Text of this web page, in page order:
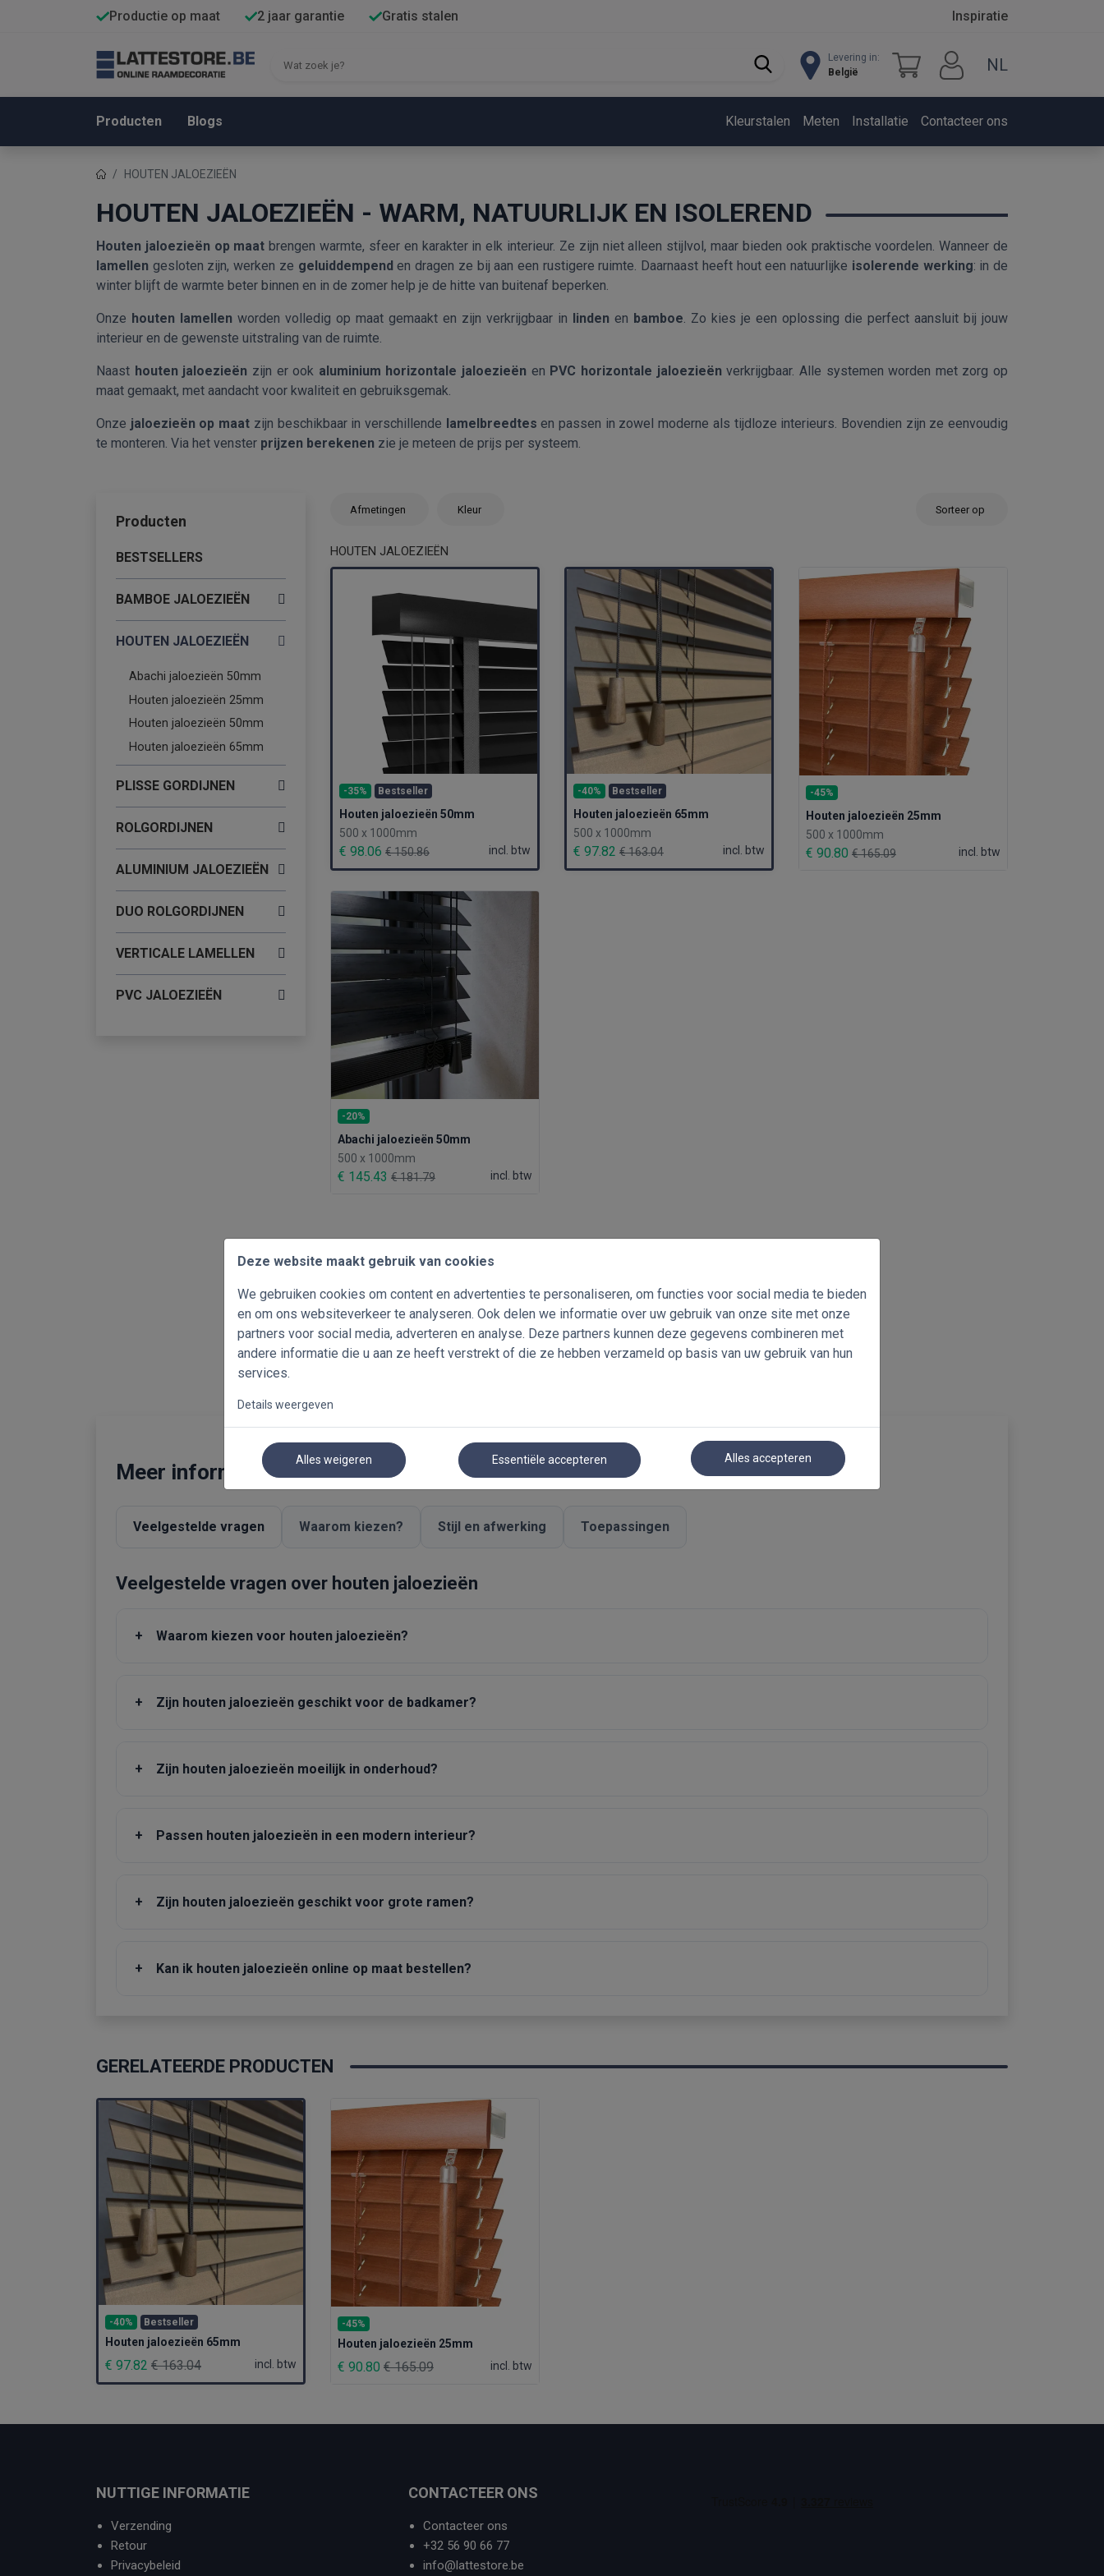
Deze website maakt gebruik van cookies
We gebruiken cookies om content en advertenties te personaliseren, om functies voor social media te bieden
en om ons websiteverkeer te analyseren. Ook delen we informatie over uw gebruik van onze site met onze
partners voor social media, adverteren en analyse. Deze partners kunnen deze gegevens combineren met
andere informatie die u aan ze heeft verstrekt of die ze hebben verzameld op basis van uw gebruik van hun
services.
Details weergeven
Alles weigeren Essentiële accepteren Alles accepteren
Productie op maat 2 jaar garantie Gratis stalen Inspiratie
Levering in:
België
NL
Producten Blogs Kleurstalen Meten Installatie Contacteer ons
HOUTEN JALOEZIEËN
HOUTEN JALOEZIEËN - WARM, NATUURLIJK EN ISOLEREND
Houten jaloezieën op maat brengen warmte, sfeer en karakter in elk interieur. Ze zijn niet alleen stijlvol, maar bieden ook praktische voordelen. Wanneer de
lamellen gesloten zijn, werken ze geluiddempend en dragen ze bij aan een rustigere ruimte. Daarnaast heeft hout een natuurlijke isolerende werking: in de
winter blijft de warmte beter binnen en in de zomer help je de hitte van buitenaf beperken.
Onze houten lamellen worden volledig op maat gemaakt en zijn verkrijgbaar in linden en bamboe. Zo kies je een oplossing die perfect aansluit bij jouw
interieur en de gewenste uitstraling van de ruimte.
Naast houten jaloezieën zijn er ook aluminium horizontale jaloezieën en PVC horizontale jaloezieën verkrijgbaar. Alle systemen worden met zorg op
maat gemaakt, met aandacht voor kwaliteit en gebruiksgemak.
Onze jaloezieën op maat zijn beschikbaar in verschillende lamelbreedtes en passen in zowel moderne als tijdloze interieurs. Bovendien zijn ze eenvoudig
te monteren. Via het venster prijzen berekenen zie je meteen de prijs per systeem.
Producten
BESTSELLERS
BAMBOE JALOEZIEËN
HOUTEN JALOEZIEËN
Abachi jaloezieën 50mm
Houten jaloezieën 25mm
Houten jaloezieën 50mm
Houten jaloezieën 65mm
PLISSE GORDIJNEN
ROLGORDIJNEN
ALUMINIUM JALOEZIEËN
DUO ROLGORDIJNEN
VERTICALE LAMELLEN
PVC JALOEZIEËN
Afmetingen Kleur Sorteer op
HOUTEN JALOEZIEËN
-35% Bestseller
Houten jaloezieën 50mm
500 x 1000mm
€ 98.06 € 150.86 incl. btw
-40% Bestseller
Houten jaloezieën 65mm
500 x 1000mm
€ 97.82 € 163.04 incl. btw
-45%
Houten jaloezieën 25mm
500 x 1000mm
€ 90.80 € 165.09 incl. btw
-20%
Abachi jaloezieën 50mm
500 x 1000mm
€ 145.43 € 181.79 incl. btw
Meer informatie over houten jaloezieën
Veelgestelde vragen Waarom kiezen? Stijl en afwerking Toepassingen
Veelgestelde vragen over houten jaloezieën
+ Waarom kiezen voor houten jaloezieën?
+ Zijn houten jaloezieën geschikt voor de badkamer?
+ Zijn houten jaloezieën moeilijk in onderhoud?
+ Passen houten jaloezieën in een modern interieur?
+ Zijn houten jaloezieën geschikt voor grote ramen?
+ Kan ik houten jaloezieën online op maat bestellen?
GERELATEERDE PRODUCTEN
-40% Bestseller
Houten jaloezieën 65mm
€ 97.82 € 163.04 incl. btw
-45%
Houten jaloezieën 25mm
€ 90.80 € 165.09 incl. btw
NUTTIGE INFORMATIE
Verzending
Retour
Privacybeleid
CONTACTEER ONS
Contacteer ons
+32 56 90 66 77
info@lattestore.be